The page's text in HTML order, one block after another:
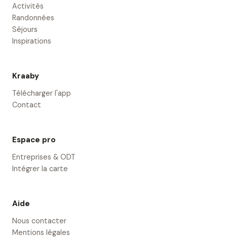
Activités
Randonnées
Séjours
Inspirations
Kraaby
Télécharger l'app
Contact
Espace pro
Entreprises & ODT
Intégrer la carte
Aide
Nous contacter
Mentions légales